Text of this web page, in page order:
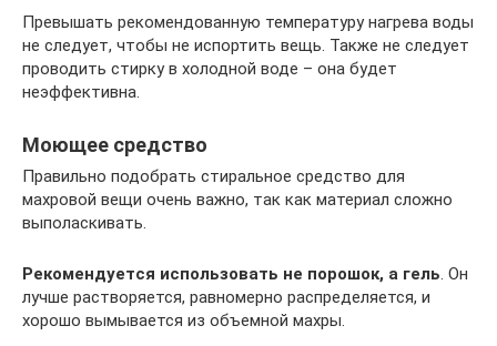
Превышать рекомендованную температуру нагрева воды
не следует, чтобы не испортить вещь. Также не следует
проводить стирку в холодной воде – она будет
неэффективна.
Моющее средство
Правильно подобрать стиральное средство для
махровой вещи очень важно, так как материал сложно
выполаскивать.
Рекомендуется использовать не порошок, а гель. Он
лучше растворяется, равномерно распределяется, и
хорошо вымывается из объемной махры.